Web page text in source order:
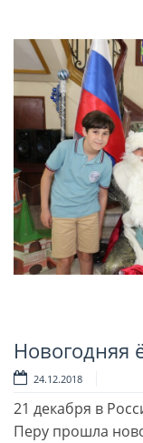
Новогодняя
24.12.2018
21 декабря в
Перу прошла